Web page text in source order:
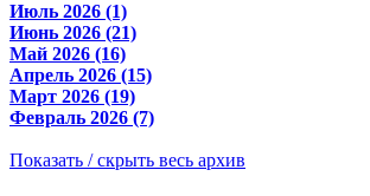
Июль 2026 (1)
Июнь 2026 (21)
Май 2026 (16)
Апрель 2026 (15)
Март 2026 (19)
Февраль 2026 (7)
Показать / скрыть весь архив